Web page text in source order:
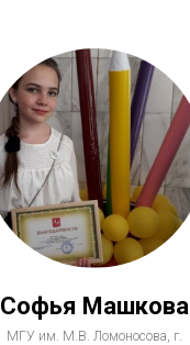
Софья Машкова
МГУ им. М.В. Ломоносова, г.